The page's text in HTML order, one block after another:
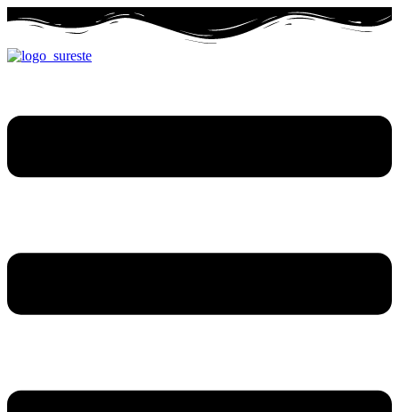
contenido